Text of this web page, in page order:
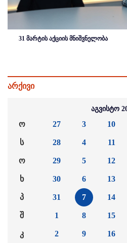
31 მარტის აქციის მნიშვნელობა
არქივი
აგვისტო
ო
ს
ო
ხ
პ
შ
კ
27
28
29
30
31
1
2
3
4
5
6
7
8
9
10
11
12
13
14
15
16